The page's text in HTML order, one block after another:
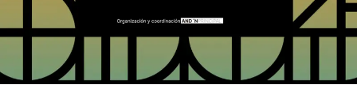
Horizontes Sostenibles
Jornadas de Neuroliderazgo
Retiros Corporativos